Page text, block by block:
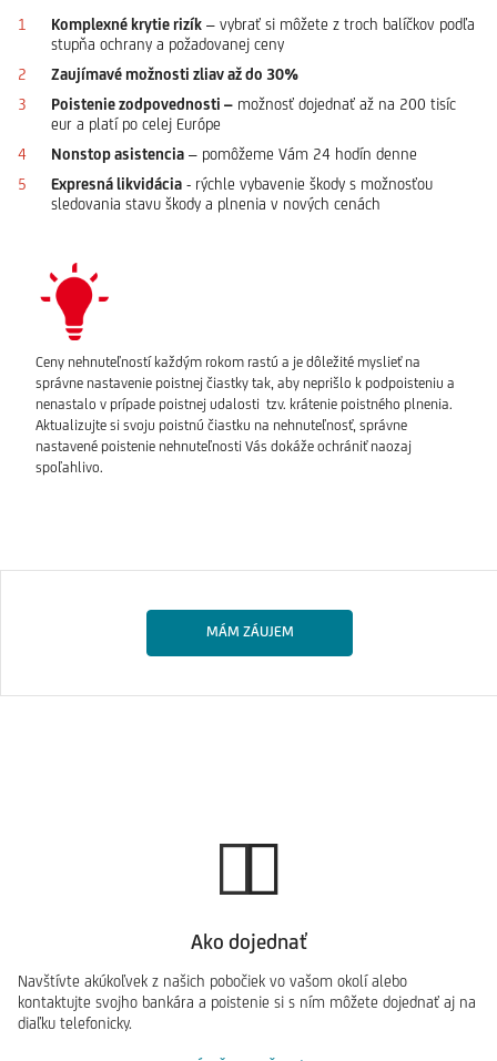
Komplexné krytie rizík – vybrať si môžete z troch balíčkov podľa
stupňa ochrany a požadovanej ceny
Zaujímavé možnosti zliav až do 30%
Poistenie zodpovednosti – možnosť dojednať až na 200 tisíc
eur a platí po celej Európe
Nonstop asistencia – pomôžeme Vám 24 hodín denne
Expresná likvidácia - rýchle vybavenie škody s možnosťou
sledovania stavu škody a plnenia v nových cenách
Ceny nehnuteľností každým rokom rastú a je dôležité myslieť na
správne nastavenie poistnej čiastky tak, aby neprišlo k podpoisteniu a
nenastalo v prípade poistnej udalosti tzv. krátenie poistného plnenia.
Aktualizujte si svoju poistnú čiastku na nehnuteľnosť, správne
nastavené poistenie nehnuteľnosti Vás dokáže ochrániť naozaj
spoľahlivo.
MÁM ZÁUJEM
Ako dojednať
Navštívte akúkoľvek z našich pobočiek vo vašom okolí alebo
kontaktujte svojho bankára a poistenie si s ním môžete dojednať aj na
diaľku telefonicky.